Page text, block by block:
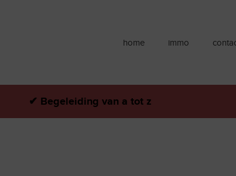
home immo
✔ Begeleiding van a tot z